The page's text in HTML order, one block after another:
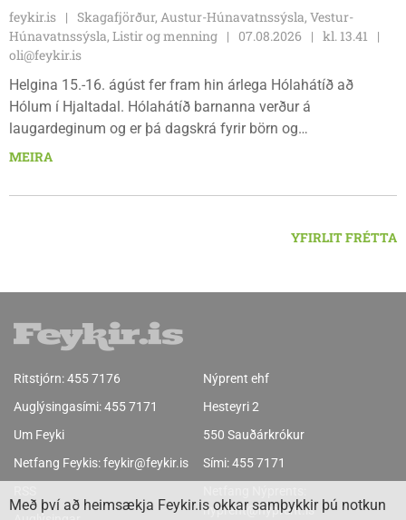
feykir.is
Skagafjörður, Austur-Húnavatnssýsla, Vestur-
Húnavatnssýsla, Listir og menning
07.08.2026
kl. 13.41
oli@feykir.is
Helgina 15.-16. ágúst fer fram hin árlega Hólahátíð að
Hólum í Hjaltadal. Hólahátíð barnanna verður á
laugardeginum og er þá dagskrá fyrir börn og
fjölskyldur.Lydía Einarsdóttir svæðisstjóri æskulýðsmála og
MEIRA
YFIRLIT FRÉTTA
Ritstjórn:455 7176
Auglýsingasími:455 7171
Um Feyki
Netfang Feykis:feykir@feykir.is
Nýprent ehf
Hesteyri 2
550 Sauðárkrókur
Sími:455 7171
nyprent@nyprent.is
Með því að heimsækja Feykir.is okkar samþykkir þú notkun